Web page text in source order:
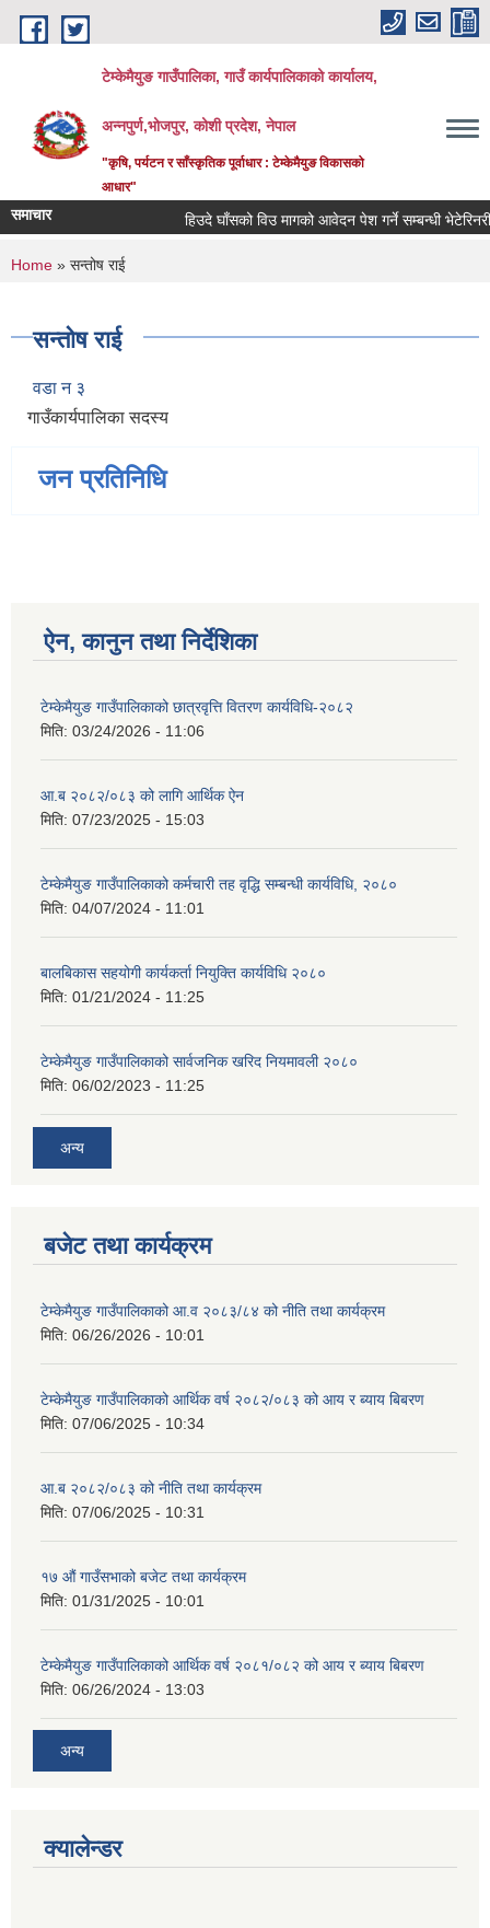
Skip to main content
टेम्केमैयुङ गाउँपालिका, गाउँ कार्यपालिकाको कार्यालय,
अन्नपुर्ण,भोजपुर, कोशी प्रदेश, नेपाल
"कृषि, पर्यटन र साँस्कृतिक पूर्वाधार : टेम्केमैयुङ विकासको
आधार"
समाचार हिउदे घाँसको विउ मागको आवेदन पेश गर्ने सम्बन्धी
You are here
Home » सन्तोष राई
सन्तोष राई
वडा न ३
गाउँकार्यपालिका सदस्य
जन प्रतिनिधि
ऐन, कानुन तथा निर्देशिका
टेम्केमैयुङ गाउँपालिकाको छात्रवृत्ति वितरण कार्यविधि-२०८२
मिति: 03/24/2026 - 11:06
आ.ब २०८२/०८३ को लागि आर्थिक ऐन
मिति: 07/23/2025 - 15:03
टेम्केमैयुङ गाउँपालिकाको कर्मचारी तह वृद्धि सम्बन्धी कार्यविधि, २०८०
मिति: 04/07/2024 - 11:01
बालबिकास सहयोगी कार्यकर्ता नियुक्ति कार्यविधि २०८०
मिति: 01/21/2024 - 11:25
टेम्केमैयुङ गाउँपालिकाको सार्वजनिक खरिद नियमावली २०८०
मिति: 06/02/2023 - 11:25
अन्य
बजेट तथा कार्यक्रम
टेम्केमैयुङ गाउँपालिकाको आ.व २०८३/८४ को नीति तथा कार्यक्रम
मिति: 06/26/2026 - 10:01
टेम्केमैयुङ गाउँपालिकाको आर्थिक वर्ष २०८२/०८३ को आय र ब्याय बिबरण
मिति: 07/06/2025 - 10:34
आ.ब २०८२/०८३ को नीति तथा कार्यक्रम
मिति: 07/06/2025 - 10:31
१७ औं गाउँसभाको बजेट तथा कार्यक्रम
मिति: 01/31/2025 - 10:01
टेम्केमैयुङ गाउँपालिकाको आर्थिक वर्ष २०८१/०८२ को आय र ब्याय बिबरण
मिति: 06/26/2024 - 13:03
अन्य
क्यालेन्डर